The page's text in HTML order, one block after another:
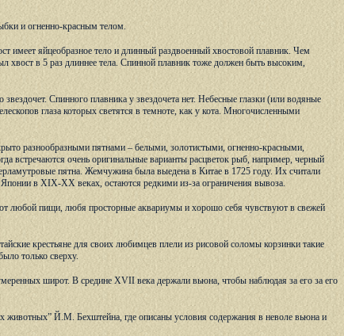
и огненно-красным телом.
яйцеобразное тело и длинный раздвоенный хвостовой плавник. Чем
хвост в 5 раз длиннее тела. Спинной плавник тоже должен быть высоким,
Спинного плавника у звездочета нет. Небесные глазки (или водяные
глаза которых светятся в темноте, как у кота. Многочисленными
разнообразными пятнами – белыми, золотистыми, огненно-красными,
встречаются очень оригинальные варианты расцветок рыб, например, черный
пятна. Жемчужина была выедена в Китае в 1725 году. Их считали
в XIX-XX веках, остаются редкими из-за ограничения вывоза.
любой пищи, любя просторные аквариумы и хорошо себя чувствуют в свежей
крестьяне для своих любимцев плели из рисовой соломы корзинки такие
только сверху.
широт. В средине XVII века держали вьюна, чтобы наблюдая за его за его
животных” Й.М. Бехштейна, где описаны условия содержания в неволе вьюна и